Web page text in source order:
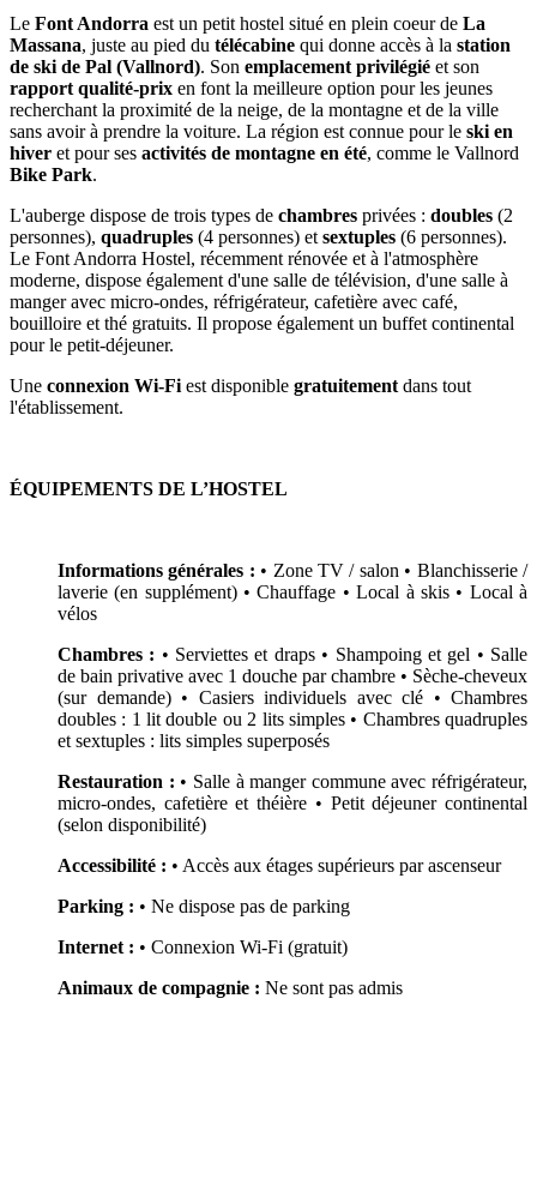
Le Font Andorra est un petit hostel situé en plein coeur de La
Massana, juste au pied du télécabine qui donne accès à la station
de ski de Pal (Vallnord). Son emplacement privilégié et son
rapport qualité-prix en font la meilleure option pour les jeunes
recherchant la proximité de la neige, de la montagne et de la ville
sans avoir à prendre la voiture. La région est connue pour le ski en
hiver et pour ses activités de montagne en été, comme le Vallnord
Bike Park.
L'auberge dispose de trois types de chambres privées : doubles (2
personnes), quadruples (4 personnes) etsextuples (6 personnes).
Le Font Andorra Hostel, récemment rénovée et à l'atmosphère
moderne, dispose également d'une salle de télévision, d'une salle à
manger avec micro-ondes, réfrigérateur, cafetière avec café,
bouilloire et thé gratuits. Il propose également un buffet continental
pour le petit-déjeuner.
Une connexion Wi-Fiest disponible gratuitementdans tout
l'établissement.
ÉQUIPEMENTS DE L’HOSTEL
Informations générales : • Zone TV / salon • Blanchisserie /
laverie (en supplément) • Chauffage • Local à skis • Local à
vélos
Chambres : • Serviettes et draps • Shampoing et gel • Salle
de bain privative avec 1 douche par chambre • Sèche-cheveux
(sur demande) • Casiers individuels avec clé • Chambres
doubles : 1 lit double ou 2 lits simples • Chambres quadruples
et sextuples : lits simples superposés
Restauration : • Salle à manger commune avec réfrigérateur,
micro-ondes, cafetière et théière • Petit déjeuner continental
(selon disponibilité)
Accessibilité : • Accès aux étages supérieurs par ascenseur
Parking : • Ne dispose pas de parking
Internet : • Connexion Wi-Fi (gratuit)
Animaux de compagnie : Ne sont pas admis